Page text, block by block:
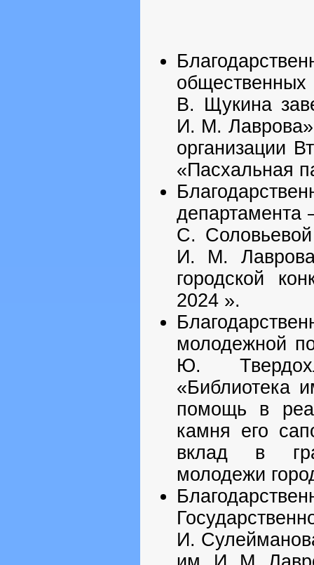
В. Щукина
И. М.
организации
«Пасхальная
департамента
С.
И. М.
городской
2024 ».
молодежной
Ю.
«Библиотека
помощь в
камня его
вклад в
молодежи
И.